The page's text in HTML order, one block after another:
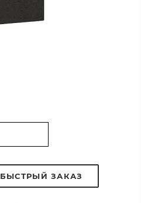
БЫСТРЫЙ ЗАКАЗ